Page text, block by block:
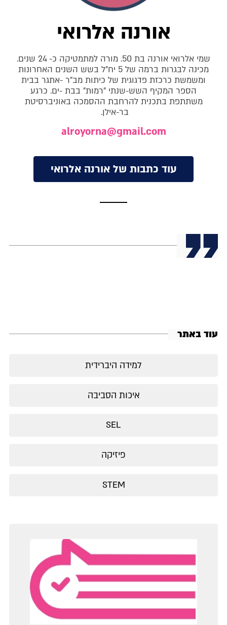
אורנה אלרואי
שמי אלרואי אורנה בת 50. מורה למתמטיקה כ- 24 שנים.
מכינה לבגרות ברמה של 5 יח"ל בשש השנים האחרונות
ומשמשת כרכזת פדגוגית של כיתות מב"ר -אתגר בבית
הספר המקיף השש-שנתי "רמות" בבת -ים. כרגע
משתתפת בתכנית להרחבת ההסמכה באוניברסיטת
בר-אילן.
alroyorna@gmail.com
עוד כתבות של אורנה אלרואי
עוד באתר
למידה היברידית
איכות הסביבה
SEL
פיזיקה
STEM